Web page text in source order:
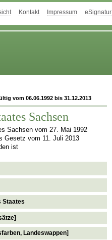
Kontakt Impressum eSignatur
vom 06.06.1992 bis 31.12.2013
Sachsen
Sachsen vom 27. Mai 1992
Gesetz vom 11. Juli 2013
ist
Staates
Landeswappen]